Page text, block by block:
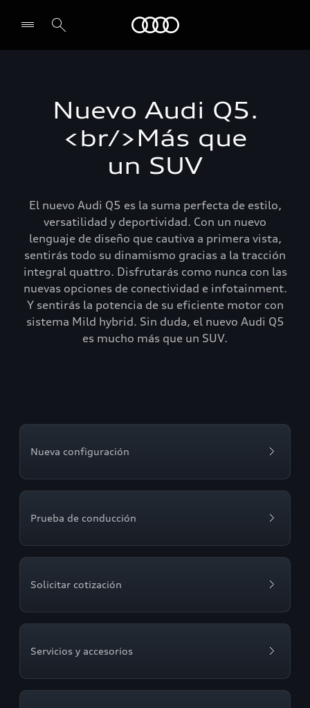
Nuevo Audi Q5.
<br/>Más que
un SUV
El nuevo Audi Q5 es la suma perfecta de estilo,
versatilidad y deportividad. Con un nuevo
lenguaje de diseño que cautiva a primera vista,
sentirás todo su dinamismo gracias a la tracción
integral quattro. Disfrutarás como nunca con las
nuevas opciones de conectividad e infotainment.
Y sentirás la potencia de su eficiente motor con
sistema Mild hybrid. Sin duda, el nuevo Audi Q5
es mucho más que un SUV.
Nueva configuración
Prueba de conducción
Solicitar cotización
Servicios y accesorios